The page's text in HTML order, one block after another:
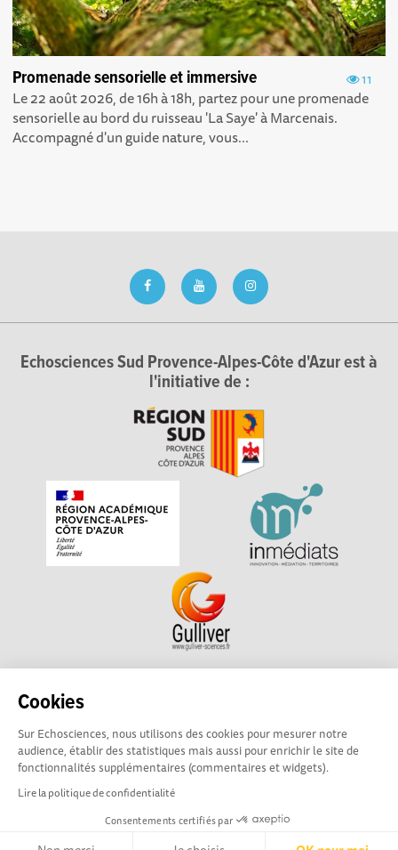
Cookies
Sur Echosciences, nous utilisons des cookies pour mesurer notre
audience, établir des statistiques mais aussi pour enrichir le site de
fonctionnalités supplémentaires (commentaires et widgets).
Lire la politique de confidentialité
Consentements certifiés par
11
Promenade sensorielle et immersive
Le 22 août 2026, de 16h à 18h, partez pour une promenade
sensorielle au bord du ruisseau 'La Saye' à Marcenais.
Accompagné d'un guide nature, vous...
Echosciences Sud Provence-Alpes-Côte d'Azur est à
l'initiative de :
Echosciences Sud Provence-Alpes-Côte d'Azur est à
académique pour la Recherche et l'Innovation Provence-
Alpes-Côte d'Azur. La plateforme est mise en oeuvre pour
vous parGulliver
Mentions légales|Politique de confidentialité
Ligne éditoriale